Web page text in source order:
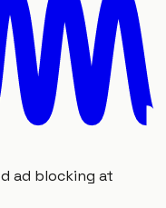
ad blocking at